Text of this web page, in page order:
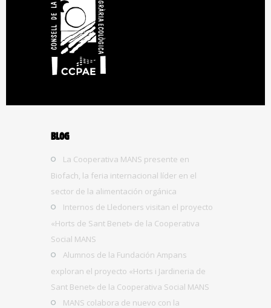
BLOG
La Cooperativa MANS presente en
Biofach, la feria internacional líder en el
sector de la alimentación orgánica
Internos de Lledoners visitan el proyecto
«Horts de Sant Benet» de la Cooperativa
Social MANS
Alumnos de la Fundación Ampans
exploran el proyecto «Horts i Jardineria de
Sant Benet» de la Cooperativa Social MANS
MANS colabora de nuevo con la